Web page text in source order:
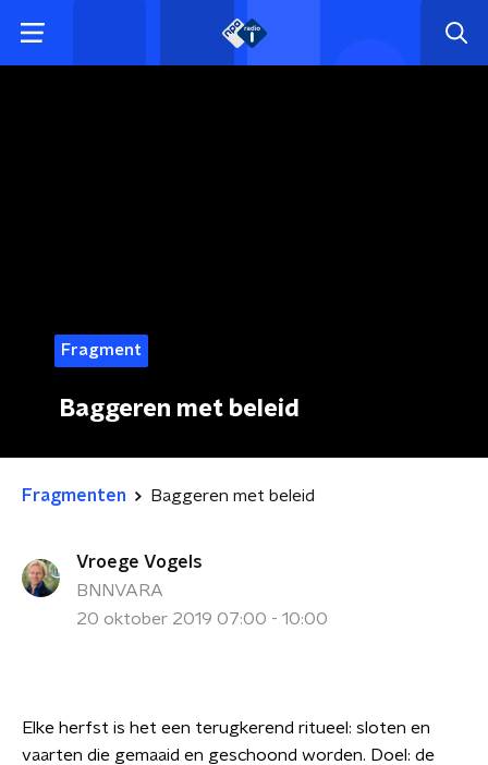
Fragment
Baggeren met beleid
Fragmenten Baggeren met beleid
Vroege Vogels
BNNVARA
20 oktober 2019 07:00 - 10:00
Elke herfst is het een terugkerend ritueel: sloten en
vaarten die gemaaid en geschoond worden. Doel: de